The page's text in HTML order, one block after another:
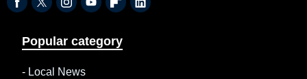
Popular category
- Local News